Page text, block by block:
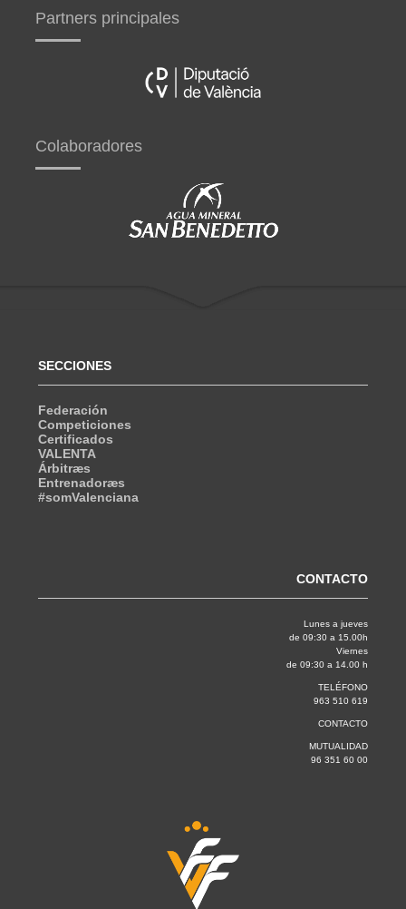
Partners principales
Colaboradores
SECCIONES
Federación
Competiciones
Certificados
VALENTA
Árbitræs
Entrenadoræs
#somValenciana
CONTACTO
Lunes a jueves
de 09:30 a 15.00h
Viernes
de 09:30 a 14.00 h
TELÉFONO
963 510 619
CONTACTO
MUTUALIDAD
96 351 60 00